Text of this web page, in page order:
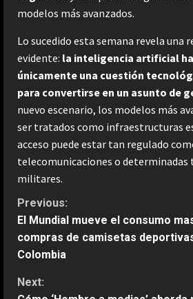
modelos más avanzados.
Lo sucedido esta semana revela una
evidente: la inteligencia artificial
únicamente una cuestión
para convertirse en un asunto de
nuevo escenario, los modelos más
ser tratados como infraestructuras
acceso puede estar tan regulado
telecomunicaciones o determinadas
militares.
C
o
n
Previous:
El Mundial mueve el consumo
compras de camisetas
Colombia
Next: